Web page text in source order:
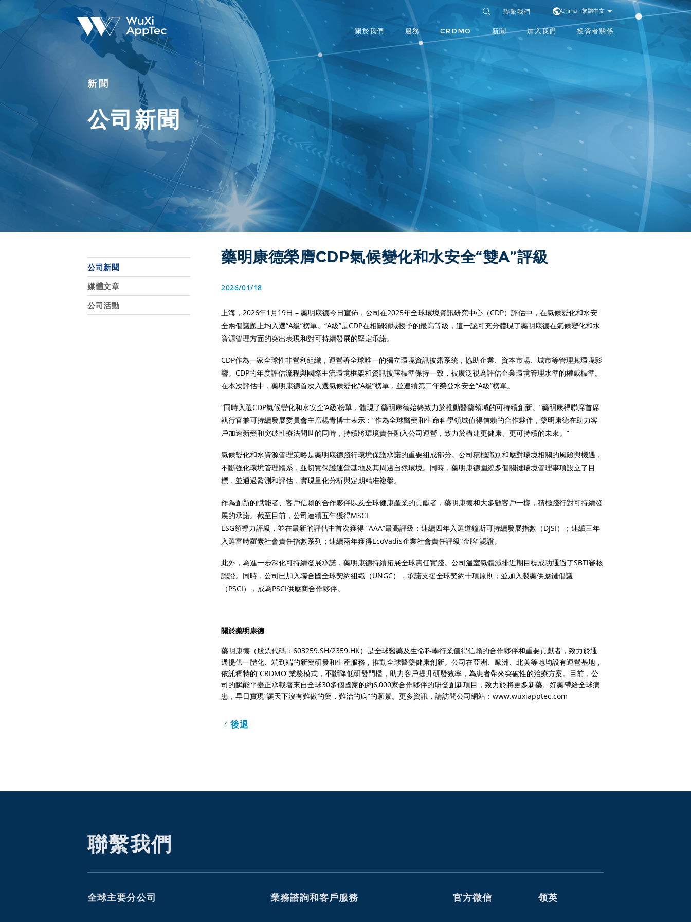
聯繫我們 China - 繁體中文
關於我們 服務 CRDMO 新聞 加入我們 投資者關係
公司新聞
媒體文章
公司活動
新聞
公司新聞
藥明康德榮膺CDP氣候變化和水安全“雙A”評級
2026/01/18
上海，2026年1月19日 – 藥明康德今日宣佈，公司在2025年全球環境資訊研究中心（CDP）評估中，在氣候變化和水安
全兩個議題上均入選“A級”榜單。“A級”是CDP在相關領域授予的最高等級，這一認可充分體現了藥明康德在氣候變化和水
資源管理方面的突出表現和對可持續發展的堅定承諾。
CDP作為一家全球性非營利組織，運營著全球唯一的獨立環境資訊披露系統，協助企業、資本市場、城市等管理其環境影
響。CDP的年度評估流程與國際主流環境框架和資訊披露標準保持一致，被廣泛視為評估企業環境管理水準的權威標準。
在本次評估中，藥明康德首次入選氣候變化“A級”榜單，並連續第二年榮登水安全“A級”榜單。
“同時入選CDP氣候變化和水安全‘A級’榜單，體現了藥明康德始終致力於推動醫藥領域的可持續創新。”藥明康得聯席首席
執行官兼可持續發展委員會主席楊青博士表示：“作為全球醫藥和生命科學領域值得信賴的合作夥伴，藥明康德在助力客
戶加速新藥和突破性療法問世的同時，持續將環境責任融入公司運營，致力於構建更健康、更可持續的未來。”
氣候變化和水資源管理策略是藥明康德踐行環境保護承諾的重要組成部分。公司積極識別和應對環境相關的風險與機遇，
不斷強化環境管理體系，並切實保護運營基地及其周邊自然環境。同時，藥明康德圍繞多個關鍵環境管理事項設立了目
標，並通過監測和評估，實現量化分析與定期精准複盤。
作為創新的賦能者、客戶信賴的合作夥伴以及全球健康產業的貢獻者，藥明康德和大多數客戶一樣，積極踐行對可持續發
展的承諾。截至目前，公司連續五年獲得MSCI
ESG領導力評級，並在最新的評估中首次獲得 “AAA”最高評級；連續四年入選道鐘斯可持續發展指數（DJSI）；連續三年
入選富時羅素社會責任指數系列；連續兩年獲得EcoVadis企業社會責任評級“金牌”認證。
此外，為進一步深化可持續發展承諾，藥明康德持續拓展全球責任實踐。公司溫室氣體減排近期目標成功通過了SBTi審核
認證。同時，公司已加入聯合國全球契約組織（UNGC），承諾支援全球契約十項原則；並加入製藥供應鏈倡議
（PSCI），成為PSCI供應商合作夥伴。
關於藥明康德
藥明康德（股票代碼：603259.SH/2359.HK）是全球醫藥及生命科學行業值得信賴的合作夥伴和重要貢獻者，致力於通
過提供一體化、端到端的新藥研發和生產服務，推動全球醫藥健康創新。公司在亞洲、歐洲、北美等地均設有運營基地，
依託獨特的“CRDMO”業務模式，不斷降低研發門檻，助力客戶提升研發效率，為患者帶來突破性的治療方案。目前，公
司的賦能平臺正承載著來自全球30多個國家的約6,000家合作夥伴的研發創新項目，致力於將更多新藥、好藥帶給全球病
患，早日實現“讓天下沒有難做的藥，難治的病”的願景。更多資訊，請訪問公司網站：www.wuxiapptec.com
後退
聯繫我們
全球主要分公司 業務諮詢和客戶服務 官方微信 领英